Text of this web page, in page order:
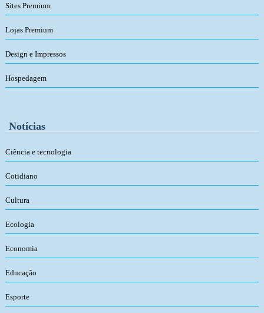
Sites Premium
Lojas Premium
Design e Impressos
Hospedagem
Notícias
Ciência e tecnologia
Cotidiano
Cultura
Ecologia
Economia
Educação
Esporte